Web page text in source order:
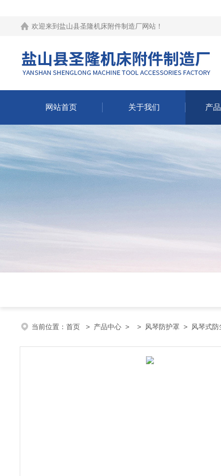
欢迎来到 盐山县圣隆机床附件制造厂网站 ！
网站首页 关于我们 产
当前位置： 首页 > 产品中心 > > 风琴防护罩 > 风琴式防